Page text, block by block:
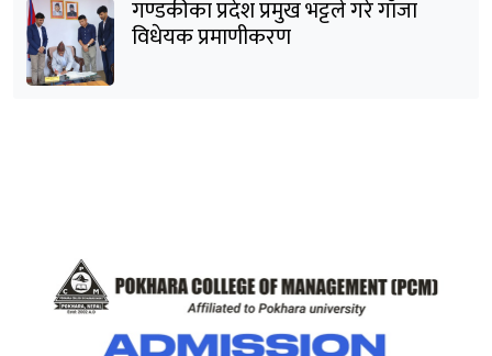
गण्डकीका प्रदेश प्रमुख भट्टले गरे गाँजा
विधेयक प्रमाणीकरण